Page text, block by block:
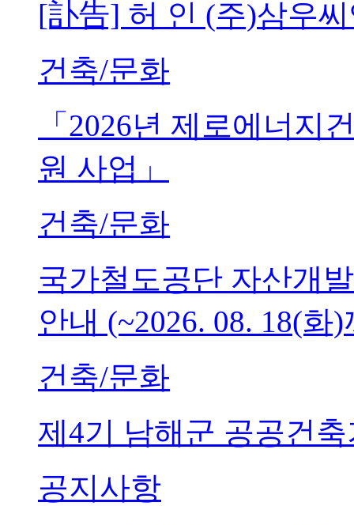
[訃告] 허 인 (주)삼우
건축/문화
「2026년 제로에너지
원 사업」
건축/문화
국가철도공단 자산개
안내 (~2026. 08. 18(화
건축/문화
제4기 남해군 공공건
공지사항